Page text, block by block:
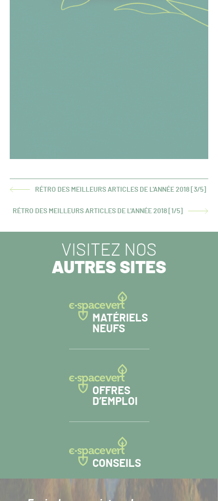
ARTICLERÉTRO DES MEILLEURS ARTICLES DE L'ANNÉE 2018 [3/5]
ARTICLE
RÉTRO DES MEILLEURS ARTICLES DE L'ANNÉE 2018 [1/5]
VISITEZ NOS
AUTRES SITES
MATÉRIELS
NEUFS
OFFRES
D’EMPLOI
CONSEILS